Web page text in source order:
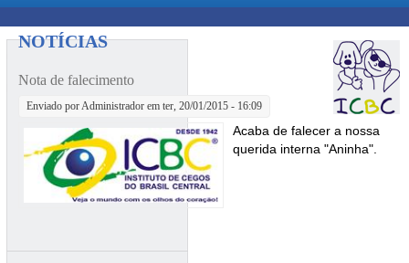
NOTÍCIAS
Nota de falecimento
Enviado porAdministrador em ter, 20/01/2015 - 16:09
Acaba de falecer a nossa
querida interna "Aninha".